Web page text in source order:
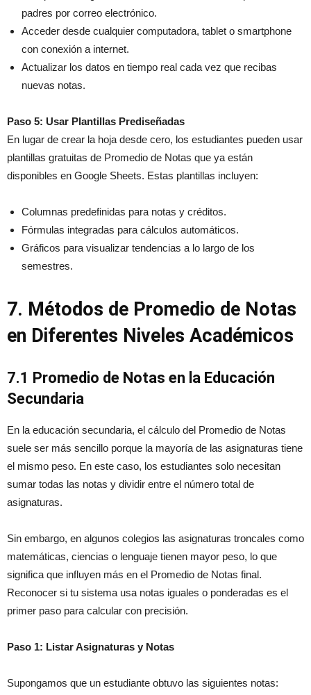
padres por correo electrónico.
Acceder desde cualquier computadora, tablet o smartphone
con conexión a internet.
Actualizar los datos en tiempo real cada vez que recibas
nuevas notas.
Paso 5: Usar Plantillas Prediseñadas
En lugar de crear la hoja desde cero, los estudiantes pueden usar
plantillas gratuitas de Promedio de Notas que ya están
disponibles en Google Sheets. Estas plantillas incluyen:
Columnas predefinidas para notas y créditos.
Fórmulas integradas para cálculos automáticos.
Gráficos para visualizar tendencias a lo largo de los
semestres.
7. Métodos de Promedio de Notas
en Diferentes Niveles Académicos
7.1 Promedio de Notas en la Educación
Secundaria
En la educación secundaria, el cálculo del Promedio de Notas
suele ser más sencillo porque la mayoría de las asignaturas tiene
el mismo peso. En este caso, los estudiantes solo necesitan
sumar todas las notas y dividir entre el número total de
asignaturas.
Sin embargo, en algunos colegios las asignaturas troncales como
matemáticas, ciencias o lenguaje tienen mayor peso, lo que
significa que influyen más en el Promedio de Notas final.
Reconocer si tu sistema usa notas iguales o ponderadas es el
primer paso para calcular con precisión.
Paso 1: Listar Asignaturas y Notas
Supongamos que un estudiante obtuvo las siguientes notas: